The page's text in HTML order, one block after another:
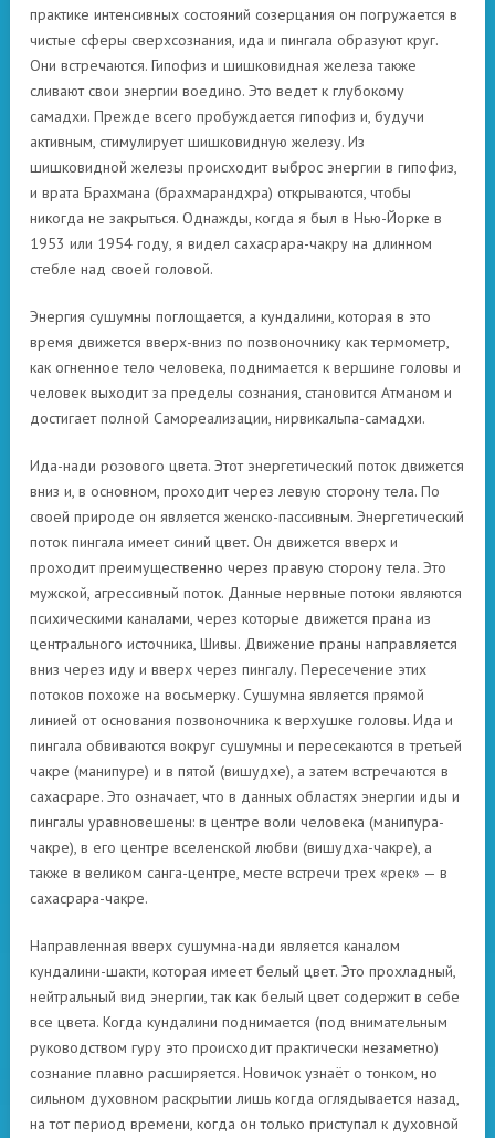
практике интенсивных состояний созерцания он погружается в
чистые сферы сверхсознания, ида и пингала образуют круг.
Они встречаются. Гипофиз и шишковидная железа также
сливают свои энергии воедино. Это ведет к глубокому
самадхи. Прежде всего пробуждается гипофиз и, будучи
активным, стимулирует шишковидную железу. Из
шишковидной железы происходит выброс энергии в гипофиз,
и врата Брахмана (брахмарандхра) открываются, чтобы
никогда не закрыться. Однажды, когда я был в Нью-Йорке в
1953 или 1954 году, я видел сахасрара-чакру на длинном
стебле над своей головой.
Энергия сушумны поглощается, а кундалини, которая в это
время движется вверх-вниз по позвоночнику как термометр,
как огненное тело человека, поднимается к вершине головы и
человек выходит за пределы сознания, становится Атманом и
достигает полной Самореализации, нирвикальпа-самадхи.
Ида-нади розового цвета. Этот энергетический поток движется
вниз и, в основном, проходит через левую сторону тела. По
своей природе он является женско-пассивным. Энергетический
поток пингала имеет синий цвет. Он движется вверх и
проходит преимущественно через правую сторону тела. Это
мужской, агрессивный поток. Данные нервные потоки являются
психическими каналами, через которые движется прана из
центрального источника, Шивы. Движение праны направляется
вниз через иду и вверх через пингалу. Пересечение этих
потоков похоже на восьмерку. Сушумна является прямой
линией от основания позвоночника к верхушке головы. Ида и
пингала обвиваются вокруг сушумны и пересекаются в третьей
чакре (манипуре) и в пятой (вишудхе), а затем встречаются в
сахасраре. Это означает, что в данных областях энергии иды и
пингалы уравновешены: в центре воли человека (манипура-
чакре), в его центре вселенской любви (вишудха-чакре), а
также в великом санга-центре, месте встречи трех «рек» — в
сахасрара-чакре.
Направленная вверх сушумна-нади является каналом
кундалини-шакти, которая имеет белый цвет. Это прохладный,
нейтральный вид энергии, так как белый цвет содержит в себе
все цвета. Когда кундалини поднимается (под внимательным
руководством гуру это происходит практически незаметно)
сознание плавно расширяется. Новичок узнаёт о тонком, но
сильном духовном раскрытии лишь когда оглядывается назад,
на тот период времени, когда он только приступал к духовной